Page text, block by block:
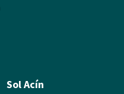
Sol Acín